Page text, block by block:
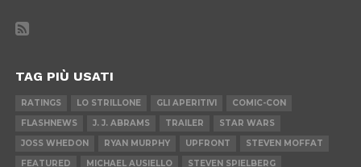
TAG PIÙ USATI
RATINGS LO STRILLONE GLI APERITIVI
COMIC-CON
FLASHNEWS
J. J. ABRAMS TRAILER
STAR WARS
JOSS WHEDON
RYAN MURPHY UPFRONT
STEVEN MOFFAT
FEATURED
MICHAEL AUSIELLO
STEVEN SPIELBERG